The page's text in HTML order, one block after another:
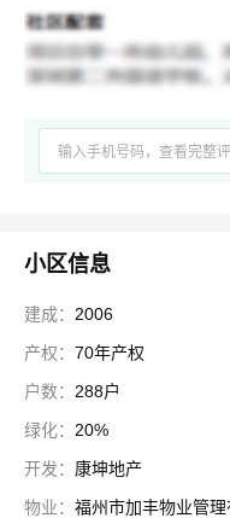
小区信息
建成： 2006
产权： 70年产权
户数： 288户
绿化： 20%
开发： 康坤地产
物业： 福州市加丰物业管理